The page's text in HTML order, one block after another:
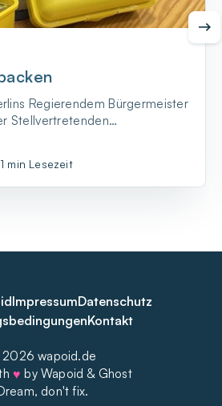
Regierendem Bürgermeister
Stellvertretenden
1 min Lesezeit
ImpressumDatenschutz
Kontakt
wapoid.de
♥ by Wapoid & Ghost
don't fix.